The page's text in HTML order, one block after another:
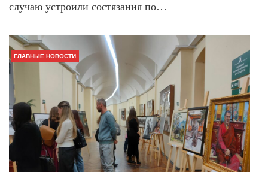
случаю устроили состязания по…
ГЛАВНЫЕ НОВОСТИ